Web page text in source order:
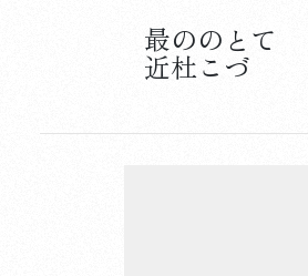
最
近
の
杜
の
こ
と
づ て